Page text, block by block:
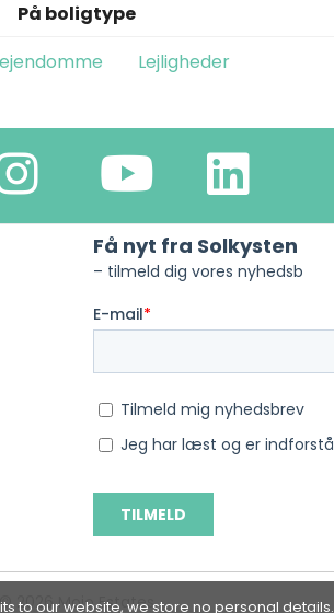
På boligtype
Lejligheder
© 2026 Mojo Estates
to our website, we store no personal details.